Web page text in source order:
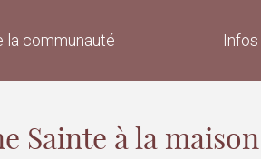
la communauté
Sainte à la maison